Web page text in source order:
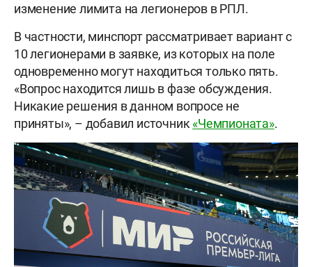
изменение лимита на легионеров в РПЛ.
В частности, минспорт рассматривает вариант с
10 легионерами в заявке, из которых на поле
одновременно могут находиться только пять.
«Вопрос находится лишь в фазе обсуждения.
Никакие решения в данном вопросе не
приняты», – добавил источник«Чемпионата».